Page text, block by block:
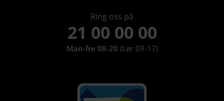
Ring oss på
21 00 00 00
Man-fre 08-20 (Lør 09-17)